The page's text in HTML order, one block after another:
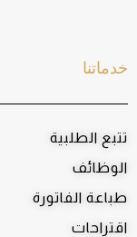
خدماتنا
تتبع الطلبية
الوظائف
طباعة الفاتورة
اقتراحات